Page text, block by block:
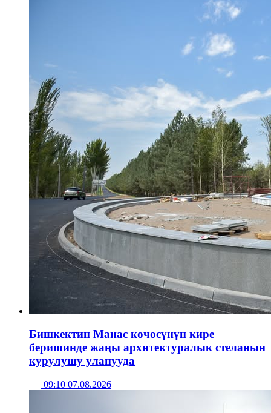
Бишкектин Манас көчөсүнүн кире
беришинде жаңы архитектуралык стеланын
курулушу уланууда
09:10 07.08.2026